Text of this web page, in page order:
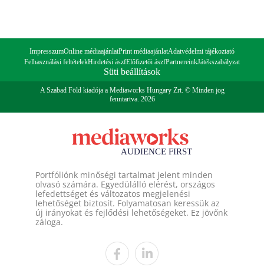
ImpresszumOnline médiaajánlatPrint médiaajánlatAdatvédelmi tájékoztató
Felhasználási feltételekHirdetési ászfElőfizetői ászfPartnereinkJátékszabályzat
Süti beállítások
A Szabad Föld kiadója a Mediaworks Hungary Zrt. © Minden jog
fenntartva. 2026
Portfóliónk minőségi tartalmat jelent minden
olvasó számára. Egyedülálló elérést, országos
lefedettséget és változatos megjelenési
lehetőséget biztosít. Folyamatosan keressük az
új irányokat és fejlődési lehetőségeket. Ez jövőnk
záloga.